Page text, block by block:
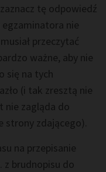
tę odpowiedź
egzaminatora nie
przeczytać
ważne, aby nie
się na tych
(i tak zresztą nie
nie zagląda do
strony zdającego).
na przepisanie
brudnopisu do